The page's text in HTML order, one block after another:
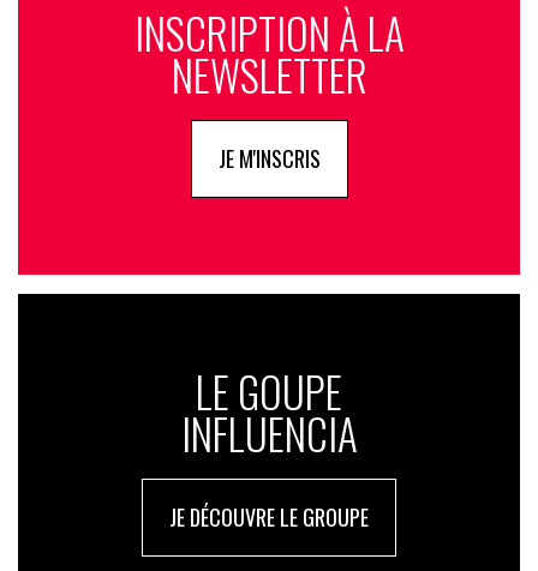
INSCRIPTION À LA
NEWSLETTER
JE M'INSCRIS
LE GOUPE
INFLUENCIA
JE DÉCOUVRE LE GROUPE